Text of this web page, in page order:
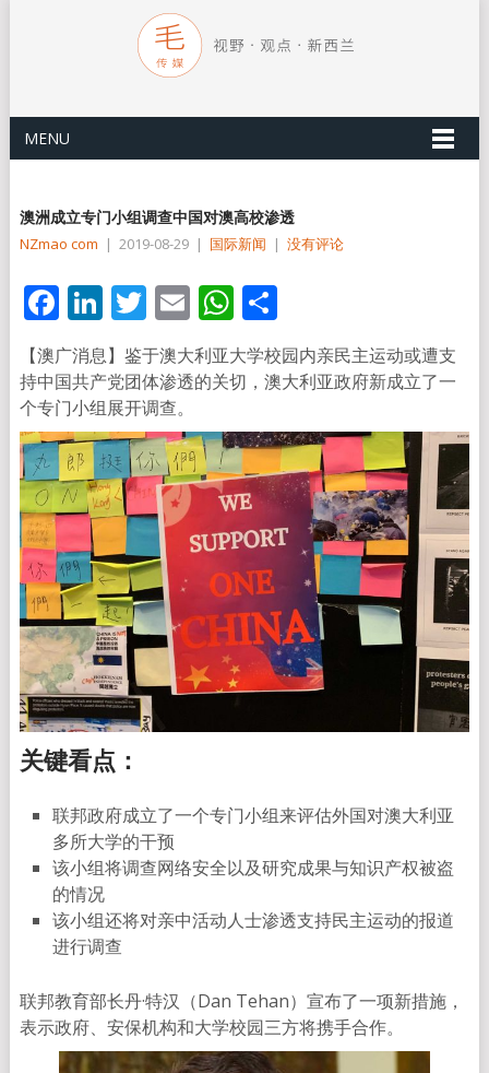
MENU
澳洲成立专门小组调查中国对澳高校渗透
NZmao com | 2019-08-29 | 国际新闻 | 没有评论
Facebook
LinkedIn
Twitter
EmailWhatsApp
分
享
【澳广消息】鉴于澳大利亚大学校园内亲民主运动或遭支
持中国共产党团体渗透的关切，澳大利亚政府新成立了一
个专门小组展开调查。
关键看点：
联邦政府成立了一个专门小组来评估外国对澳大利亚
多所大学的干预
该小组将调查网络安全以及研究成果与知识产权被盗
的情况
该小组还将对亲中活动人士渗透支持民主运动的报道
进行调查
联邦教育部长丹·特汉（Dan Tehan）宣布了一项新措施，
表示政府、安保机构和大学校园三方将携手合作。